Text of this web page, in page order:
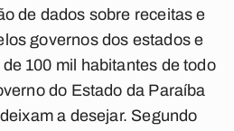
de dados sobre receitas e
governos dos estados e
100 mil habitantes de todo
do Estado da Paraíba
a desejar. Segundo